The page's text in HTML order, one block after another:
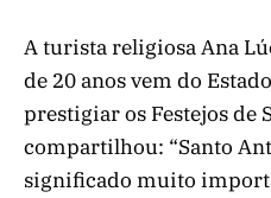
A turista religiosa Ana
de 20 anos vem do
prestigiar os Festejos de
compartilhou: “Santo
significado muito